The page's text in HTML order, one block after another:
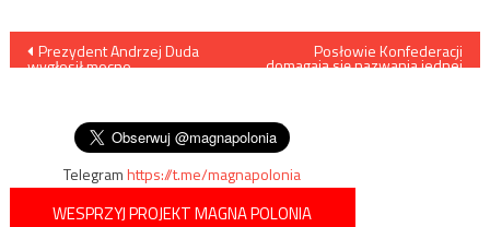
Nawigacja
Prezydent Andrzej Duda
wygłosił mocne
Posłowie Konfederacji
domagają się nazwania jednej
Telegramhttps://t.me/magnapolonia
WESPRZYJ PROJEKT MAGNA POLONIA